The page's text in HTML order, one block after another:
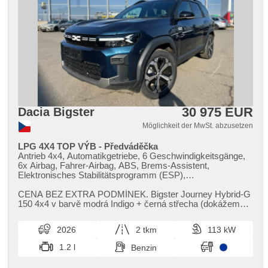
Dacia Bigster 30 975 EUR
Möglichkeit der MwSt. abzusetzen
LPG 4X4 TOP VÝB - Předváděčka
Antrieb 4x4, Automatikgetriebe, 6 Geschwindigkeitsgänge,
6x Airbag, Fahrer-Airbag, ABS, Brems-Assistent,
Elektronisches Stabilitätsprogramm (ESP),
Geschwindigkeitsregelung von der Hang, asistent rozjezdu
do kopce (HSA), ukazatel rychlostního limitu (SLIF), Uhr
Fahrers, Servolenkung, 2-Zonen Klimaanlage,
Klimaautomatik, Adaptive Geschwindigkeitsregelung,
Tempomat, LED denní svícení, automatické přepínání
dálkových světel, Alufelgen, erfüllt 'EURO VI',
CENA BEZ EXTRA PODMÍNEK. Bigster Journey Hybrid​-G
150 4x4 v barvě modrá Indigo ​+ černá střecha (dokážeme
2026 2 tkm
113 kW
1.2 l
Benzin